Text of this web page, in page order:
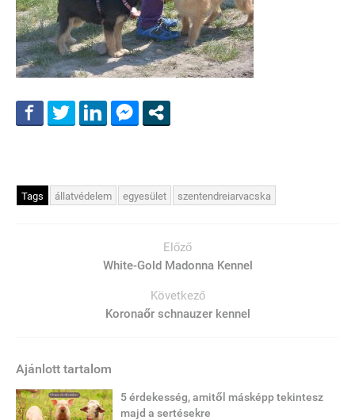
Tags állatvédelem egyesület szentendreiarvacska
Előző
White-Gold Madonna Kennel
Következő
Koronaőr schnauzer kennel
Ajánlott tartalom
5 érdekesség, amitől másképp tekintesz
majd a sertésekre